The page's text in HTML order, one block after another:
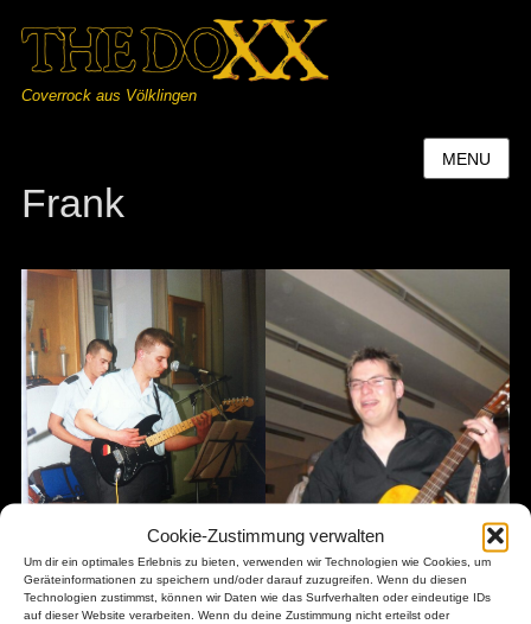
Cookie-Zustimmung verwalten
Um dir ein optimales Erlebnis zu bieten, verwenden wir Technologien wie Cookies, um
Geräteinformationen zu speichern und/oder darauf zuzugreifen. Wenn du diesen
Technologien zustimmst, können wir Daten wie das Surfverhalten oder eindeutige IDs
auf dieser Website verarbeiten. Wenn du deine Zustimmung nicht erteilst oder
Coverrock aus Völklingen
MENU
Frank